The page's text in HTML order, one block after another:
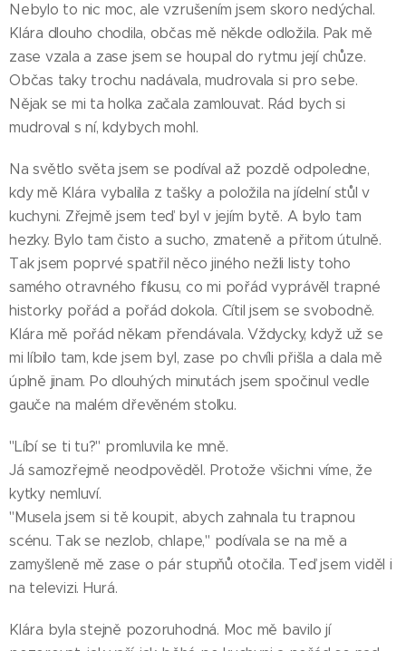
Nebylo to nic moc, ale vzrušením jsem skoro nedýchal.
Klára dlouho chodila, občas mě někde odložila. Pak mě
zase vzala a zase jsem se houpal do rytmu její chůze.
Občas taky trochu nadávala, mudrovala si pro sebe.
Nějak se mi ta holka začala zamlouvat. Rád bych si
mudroval s ní, kdybych mohl.
Na světlo světa jsem se podíval až pozdě odpoledne,
kdy mě Klára vybalila z tašky a položila na jídelní stůl v
kuchyni. Zřejmě jsem teď byl v jejím bytě. A bylo tam
hezky. Bylo tam čisto a sucho, zmateně a přitom útulně.
Tak jsem poprvé spatřil něco jiného nežli listy toho
samého otravného fíkusu, co mi pořád vyprávěl trapné
historky pořád a pořád dokola. Cítil jsem se svobodně.
Klára mě pořád někam přendávala. Vždycky, když už se
mi líbilo tam, kde jsem byl, zase po chvíli přišla a dala mě
úplně jinam. Po dlouhých minutách jsem spočinul vedle
gauče na malém dřevěném stolku.
"Líbí se ti tu?" promluvila ke mně.
Já samozřejmě neodpověděl. Protože všichni víme, že
kytky nemluví.
"Musela jsem si tě koupit, abych zahnala tu trapnou
scénu. Tak se nezlob, chlape," podívala se na mě a
zamyšleně mě zase o pár stupňů otočila. Teď jsem viděl i
na televizi. Hurá.
Klára byla stejně pozoruhodná. Moc mě bavilo jí